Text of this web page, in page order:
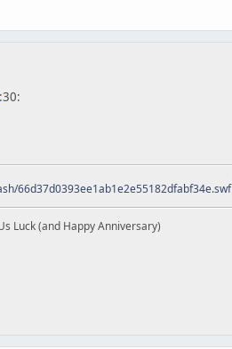
66d37d0393ee1ab1e2e55182dfabf34e.swf
Luck (and Happy Anniversary)